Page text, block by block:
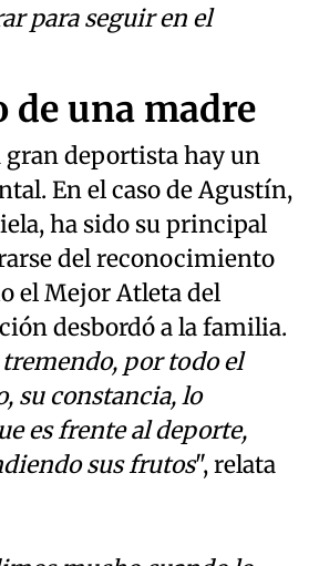
para seguir en el
de una madre
gran deportista hay un
En el caso de Agustín,
ha sido su principal
del reconocimiento
el Mejor Atleta del
desbordó a la familia.
por todo el
su constancia, lo
es frente al deporte,
sus frutos", relata